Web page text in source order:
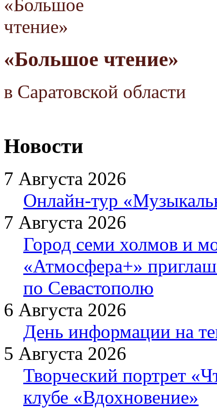
«Большое чтение»
в Саратовской области
Новости
7 Августа 2026
Онлайн-тур
7 Августа 2026
Город семи холмов и
«Атмосфера+»
по Севастополю
6 Августа 2026
День информации на
5 Августа 2026
Творческий портрет
клубе «Вдохновение»